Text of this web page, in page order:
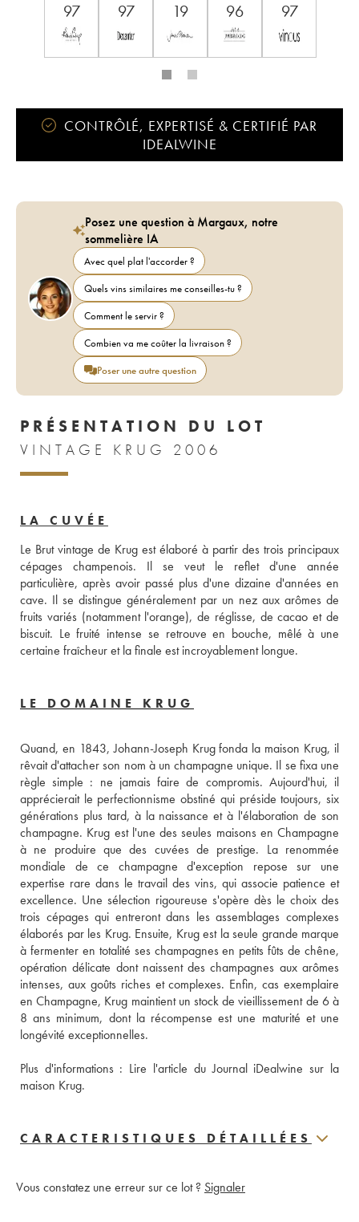
97 97 19 96 97
CONTRÔLÉ, EXPERTISÉ & CERTIFIÉ PAR
IDEALWINE
Posez une question à Margaux, notre
sommelière IA
Avec quel plat l'accorder ?
Quels vins similaires me conseilles-tu ?
Comment le servir ?
Combien va me coûter la livraison ?
Poser une autre question
PRÉSENTATION DU LOT
VINTAGE KRUG 2006
LA CUVÉE
Le Brut vintage de Krug est élaboré à partir des trois principaux
cépages champenois. Il se veut le reflet d'une année
particulière, après avoir passé plus d'une dizaine d'années en
cave. Il se distingue généralement par un nez aux arômes de
fruits variés (notamment l'orange), de réglisse, de cacao et de
biscuit. Le fruité intense se retrouve en bouche, mêlé à une
certaine fraîcheur et la finale est incroyablement longue.
LE DOMAINE KRUG
Quand, en 1843, Johann-Joseph Krug fonda la maison Krug, il
rêvait d'attacher son nom à un champagne unique. Il se fixa une
règle simple : ne jamais faire de compromis. Aujourd'hui, il
apprécierait le perfectionnisme obstiné qui préside toujours, six
générations plus tard, à la naissance et à l'élaboration de son
champagne. Krug est l'une des seules maisons en Champagne
à ne produire que des cuvées de prestige. La renommée
mondiale de ce champagne d'exception repose sur une
expertise rare dans le travail des vins, qui associe patience et
excellence. Une sélection rigoureuse s'opère dès le choix des
trois cépages qui entreront dans les assemblages complexes
élaborés par les Krug. Ensuite, Krug est la seule grande marque
à fermenter en totalité ses champagnes en petits fûts de chêne,
opération délicate dont naissent des champagnes aux arômes
intenses, aux goûts riches et complexes. Enfin, cas exemplaire
en Champagne, Krug maintient un stock de vieillissement de 6 à
8 ans minimum, dont la récompense est une maturité et une
longévité exceptionnelles.
Plus d'informations : Lire l'article du Journal iDealwine sur la
maison Krug.
CARACTERISTIQUES DÉTAILLÉES
Vous constatez une erreur sur ce lot ? Signaler